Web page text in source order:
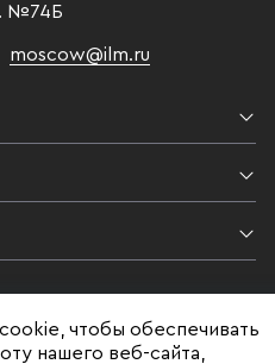
№74Б
moscow@ilm.ru
чтобы обеспечивать
нашего веб-сайта,